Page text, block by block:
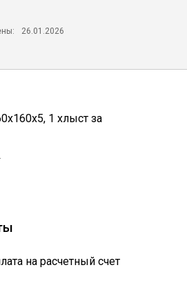
26.01.2026
, 1 хлыст за
на расчетный счет